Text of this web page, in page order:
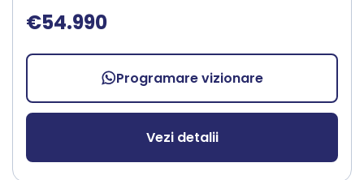
€54.990
Programare vizionare
Vezi detalii